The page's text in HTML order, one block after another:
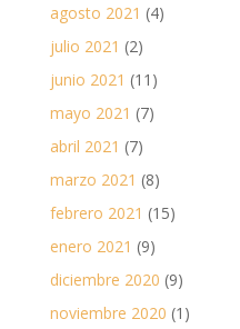
agosto 2021 (4)
julio 2021 (2)
junio 2021 (11)
mayo 2021 (7)
abril 2021 (7)
marzo 2021 (8)
febrero 2021 (15)
enero 2021 (9)
diciembre 2020 (9)
noviembre 2020 (1)